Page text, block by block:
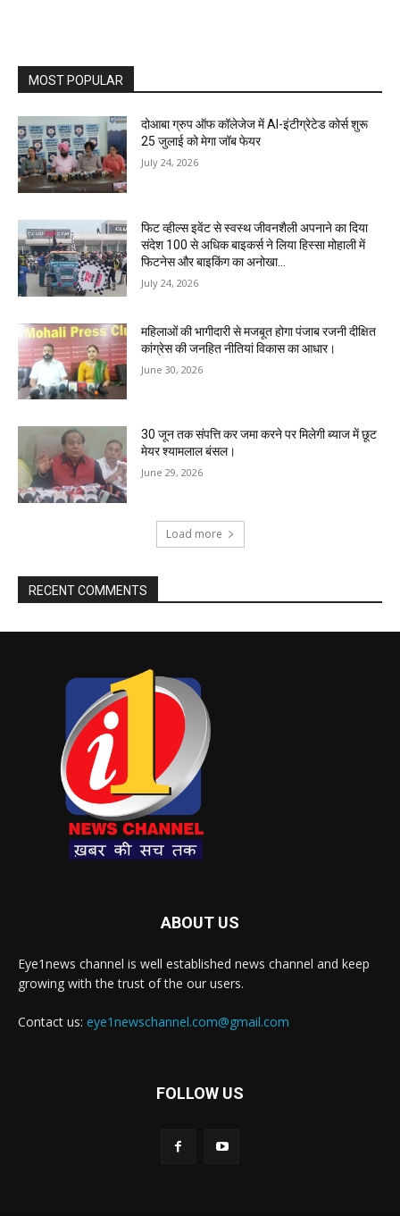
MOST POPULAR
दोआबा ग्रुप ऑफ कॉलेजेज में AI-इंटीग्रेटेड कोर्स शुरू
25 जुलाई को मेगा जॉब फेयर
July 24, 2026
फिट व्हील्स इवेंट से स्वस्थ जीवनशैली अपनाने का दिया
संदेश 100 से अधिक बाइकर्स ने लिया हिस्सा मोहाली में
फिटनेस और बाइकिंग का अनोखा...
July 24, 2026
महिलाओं की भागीदारी से मजबूत होगा पंजाब रजनी दीक्षित
कांग्रेस की जनहित नीतियां विकास का आधार।
June 30, 2026
30 जून तक संपत्ति कर जमा करने पर मिलेगी ब्याज में छूट
मेयर श्यामलाल बंसल।
June 29, 2026
Load more
RECENT COMMENTS
ABOUT US
Eye1news channel is well established news channel and keep
growing with the trust of the our users.
Contact us: eye1newschannel.com@gmail.com
FOLLOW US